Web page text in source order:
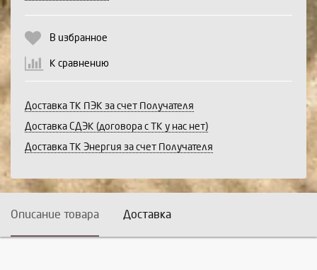
В избранное
К сравнению
Доставка ТК ПЭК за счет Получателя
Доставка СДЭК (договора с ТК у нас нет)
Доставка ТК Энергия за счет Получателя
Описание товара Доставка